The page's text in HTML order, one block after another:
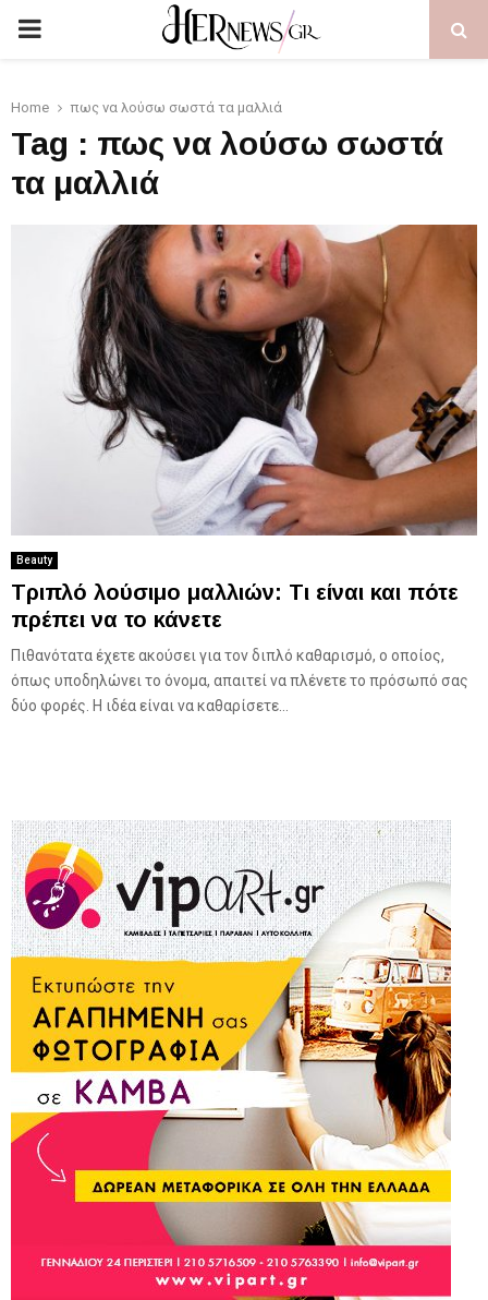
PRIMARY
Home πως να λούσω σωστά τα μαλλιά
Tag : πως να λούσω σωστά
τα μαλλιά
Beauty
Τριπλό λούσιμο μαλλιών: Τι είναι και πότε
πρέπει να το κάνετε
Πιθανότατα έχετε ακούσει για τον διπλό καθαρισμό, ο οποίος,
όπως υποδηλώνει το όνομα, απαιτεί να πλένετε το πρόσωπό σας
δύο φορές. Η ιδέα είναι να καθαρίσετε...